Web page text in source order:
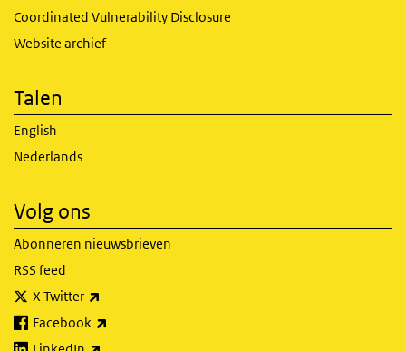
Coordinated Vulnerability Disclosure
Website archief
Talen
English
Nederlands
Volg ons
Abonneren nieuwsbrieven
RSS feed
X Twitter
Facebook